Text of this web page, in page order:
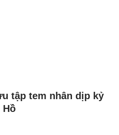
tập tem nhân dịp kỷ
Hồ